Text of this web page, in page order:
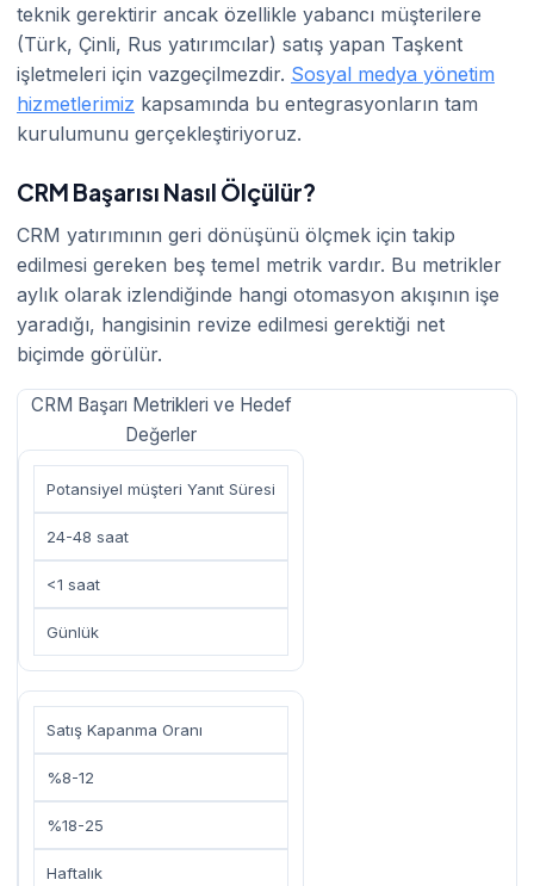
teknik gerektirir ancak özellikle yabancı müşterilere
(Türk, Çinli, Rus yatırımcılar) satış yapan Taşkent
işletmeleri için vazgeçilmezdir. Sosyal medya yönetim
hizmetlerimiz kapsamında bu entegrasyonların tam
kurulumunu gerçekleştiriyoruz.
CRM Başarısı Nasıl Ölçülür?
CRM yatırımının geri dönüşünü ölçmek için takip
edilmesi gereken beş temel metrik vardır. Bu metrikler
aylık olarak izlendiğinde hangi otomasyon akışının işe
yaradığı, hangisinin revize edilmesi gerektiği net
biçimde görülür.
CRM Başarı Metrikleri ve Hedef
Değerler
Potansiyel müşteri Yanıt Süresi
24-48 saat
<1 saat
Günlük
Satış Kapanma Oranı
%8-12
%18-25
Haftalık